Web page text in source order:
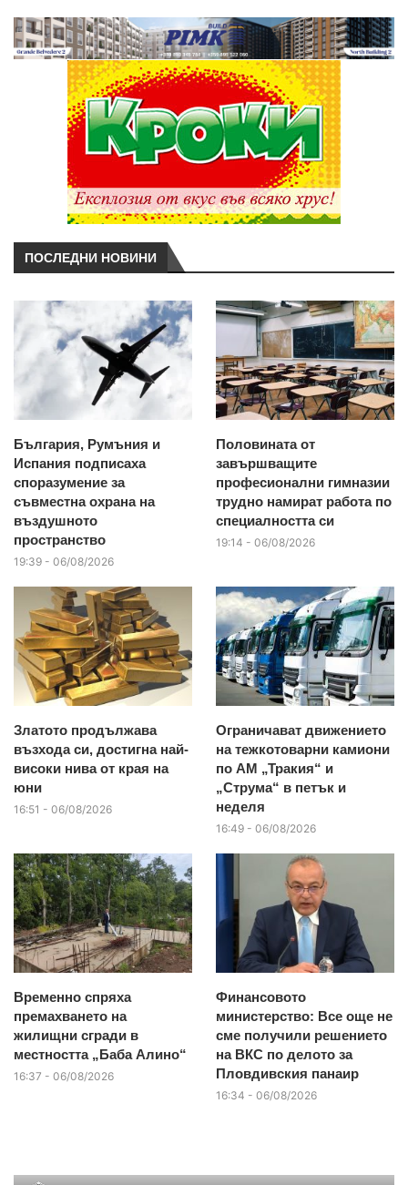
ПОСЛЕДНИ НОВИНИ
България, Румъния и
Испания подписаха
споразумение за
съвместна охрана на
въздушното
пространство
19:39 - 06/08/2026
Половината от
завършващите
професионални гимназии
трудно намират работа по
специалността си
19:14 - 06/08/2026
Златото продължава
възхода си, достигна най-
високи нива от края на
юни
16:51 - 06/08/2026
Ограничават движението
на тежкотоварни камиони
по АМ „Тракия“ и
„Струма“ в петък и
неделя
16:49 - 06/08/2026
Временно спряха
премахването на
жилищни сгради в
местността „Баба Алино“
16:37 - 06/08/2026
Финансовото
министерство: Все още не
сме получили решението
на ВКС по делото за
Пловдивския панаир
16:34 - 06/08/2026